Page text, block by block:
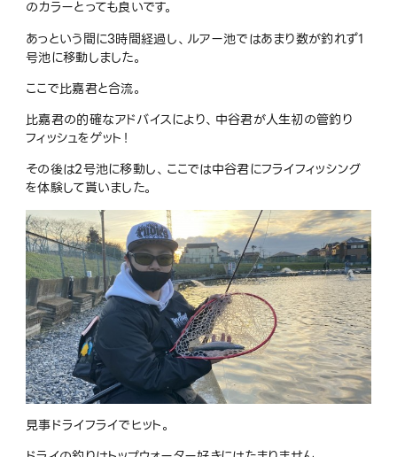
のカラーとっても良いです。
あっという間に3時間経過し、ルアー池ではあまり数が釣れず1
号池に移動しました。
ここで比嘉君と合流。
比嘉君の的確なアドバイスにより、中谷君が人生初の管釣り
フィッシュをゲット！
その後は2号池に移動し、ここでは中谷君にフライフィッシング
を体験して貰いました。
見事ドライフライでヒット。